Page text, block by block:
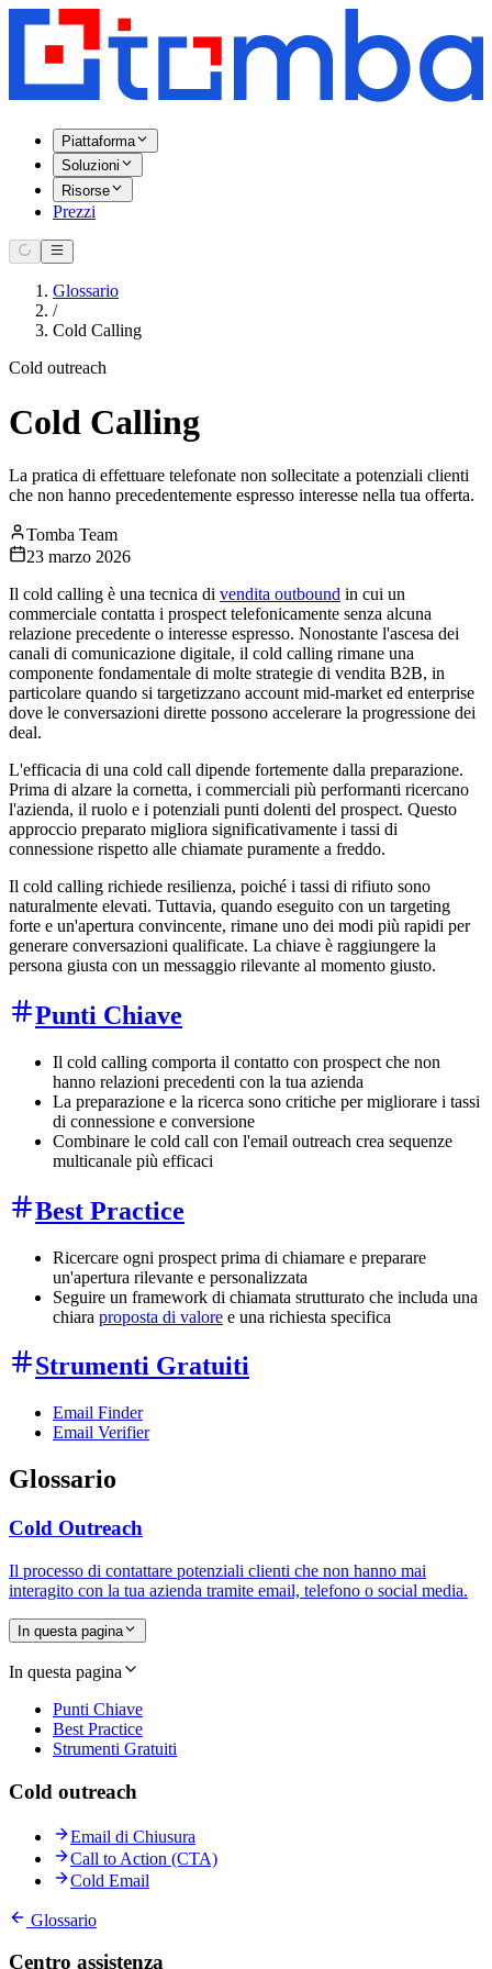
Piattaforma
Soluzioni
Risorse
Prezzi
Glossario
/
Cold Calling
Cold outreach
Cold Calling
La pratica di effettuare telefonate non sollecitate a potenziali clienti
che non hanno precedentemente espresso interesse nella tua offerta.
Tomba Team
23 marzo 2026
Il cold calling è una tecnica di vendita outbound in cui un
commerciale contatta i prospect telefonicamente senza alcuna
relazione precedente o interesse espresso. Nonostante l'ascesa dei
canali di comunicazione digitale, il cold calling rimane una
componente fondamentale di molte strategie di vendita B2B, in
particolare quando si targetizzano account mid-market ed enterprise
dove le conversazioni dirette possono accelerare la progressione dei
deal.
L'efficacia di una cold call dipende fortemente dalla preparazione.
Prima di alzare la cornetta, i commerciali più performanti ricercano
l'azienda, il ruolo e i potenziali punti dolenti del prospect. Questo
approccio preparato migliora significativamente i tassi di
connessione rispetto alle chiamate puramente a freddo.
Il cold calling richiede resilienza, poiché i tassi di rifiuto sono
naturalmente elevati. Tuttavia, quando eseguito con un targeting
forte e un'apertura convincente, rimane uno dei modi più rapidi per
generare conversazioni qualificate. La chiave è raggiungere la
persona giusta con un messaggio rilevante al momento giusto.
Punti Chiave
Il cold calling comporta il contatto con prospect che non
hanno relazioni precedenti con la tua azienda
La preparazione e la ricerca sono critiche per migliorare i tassi
di connessione e conversione
Combinare le cold call con l'email outreach crea sequenze
multicanale più efficaci
Best Practice
Ricercare ogni prospect prima di chiamare e preparare
un'apertura rilevante e personalizzata
Seguire un framework di chiamata strutturato che includa una
chiara proposta di valore e una richiesta specifica
Strumenti Gratuiti
Email Finder
Email Verifier
Glossario
Cold Outreach
Il processo di contattare potenziali clienti che non hanno mai
interagito con la tua azienda tramite email, telefono o social media.
In questa pagina
In questa pagina
Punti Chiave
Best Practice
Strumenti Gratuiti
Cold outreach
Email di Chiusura
Call to Action (CTA)
Cold Email
Glossario
Centro assistenza